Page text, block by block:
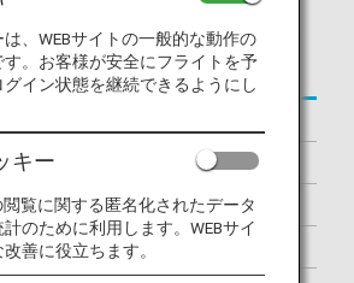
発生した死亡事象は以下の通りです。
動物の種類
犬
犬
、WEBサイトの一般的な動作の
す。お客様が安全にフライトを予
イン状態を継続できるようにし
キー
閲覧に関する匿名化されたデータ
のために利用します。WEBサイ
善に役立ちます。